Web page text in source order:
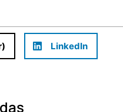
LinkedIn